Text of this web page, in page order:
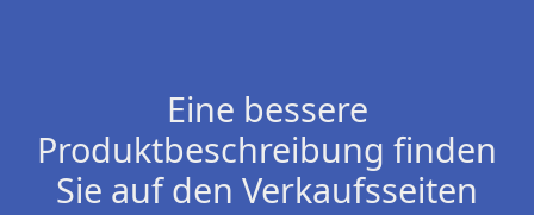
Eine bessere
Produktbeschreibung finden
Sie auf den Verkaufsseiten